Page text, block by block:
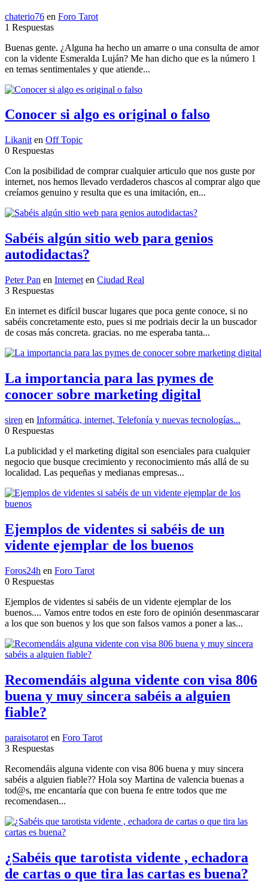
chaterio76 en Foro Tarot
1 Respuestas
Buenas gente. ¿Alguna ha hecho un amarre o una consulta de amor
con la vidente Esmeralda Luján? Me han dicho que es la número 1
en temas sentimentales y que atiende...
Conocer si algo es original o falso
Likanit en Off Topic
0 Respuestas
Con la posibilidad de comprar cualquier articulo que nos guste por
internet, nos hemos llevado verdaderos chascos al comprar algo que
creíamos genuino y resulta que es una imitación, en...
Sabéis algún sitio web para genios
autodidactas?
Peter Pan en Internet en Ciudad Real
3 Respuestas
En internet es difícil buscar lugares que poca gente conoce, si no
sabéis concretamente esto, pues si me podriais decir la un buscador
de cosas más concreta. gracias. no me esperaba tanta...
La importancia para las pymes de
conocer sobre marketing digital
siren en Informática, internet, Telefonía y nuevas tecnologías...
0 Respuestas
La publicidad y el marketing digital son esenciales para cualquier
negocio que busque crecimiento y reconocimiento más allá de su
localidad. Las pequeñas y medianas empresas...
Ejemplos de videntes si sabéis de un
vidente ejemplar de los buenos
Foros24h en Foro Tarot
0 Respuestas
Ejemplos de videntes si sabéis de un vidente ejemplar de los
buenos.... Vamos entre todos en este foro de opinión desenmascarar
a los que son buenos y los que son falsos vamos a poner a las...
Recomendáis alguna vidente con visa 806
buena y muy sincera sabéis a alguien
fiable?
paraisotarot en Foro Tarot
3 Respuestas
Recomendáis alguna vidente con visa 806 buena y muy sincera
sabéis a alguien fiable?? Hola soy Martina de valencia buenas a
tod@s, me encantaría que con buena fe entre todos que me
recomendasen...
¿Sabéis que tarotista vidente , echadora
de cartas o que tira las cartas es buena?